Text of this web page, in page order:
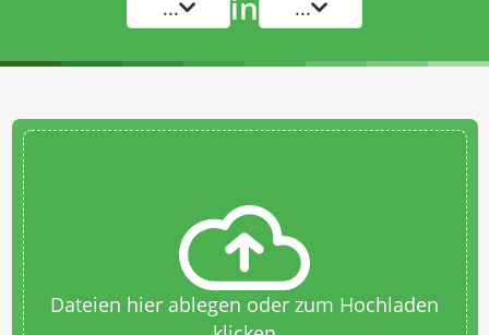
... ...
Dateien hier ablegen oder zum Hochladen